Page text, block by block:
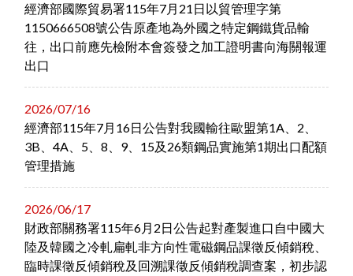
經濟部國際貿易署115年7月21日以貿管理字第
1150666508號公告原產地為外國之特定鋼鐵貨品輸
往，出口前應先檢附本會簽發之加工證明書向海關報運
出口
2026/07/16
經濟部115年7月16日公告對我國輸往歐盟第1A、2、
3B、4A、5、8、9、15及26類鋼品實施第1期出口配額
管理措施
2026/06/17
財政部關務署115年6月2日公告起對產製進口自中國大
陸及韓國之冷軋扁軋非方向性電磁鋼品課徵反傾銷稅、
臨時課徵反傾銷稅及回溯課徵反傾銷稅調查案，初步認